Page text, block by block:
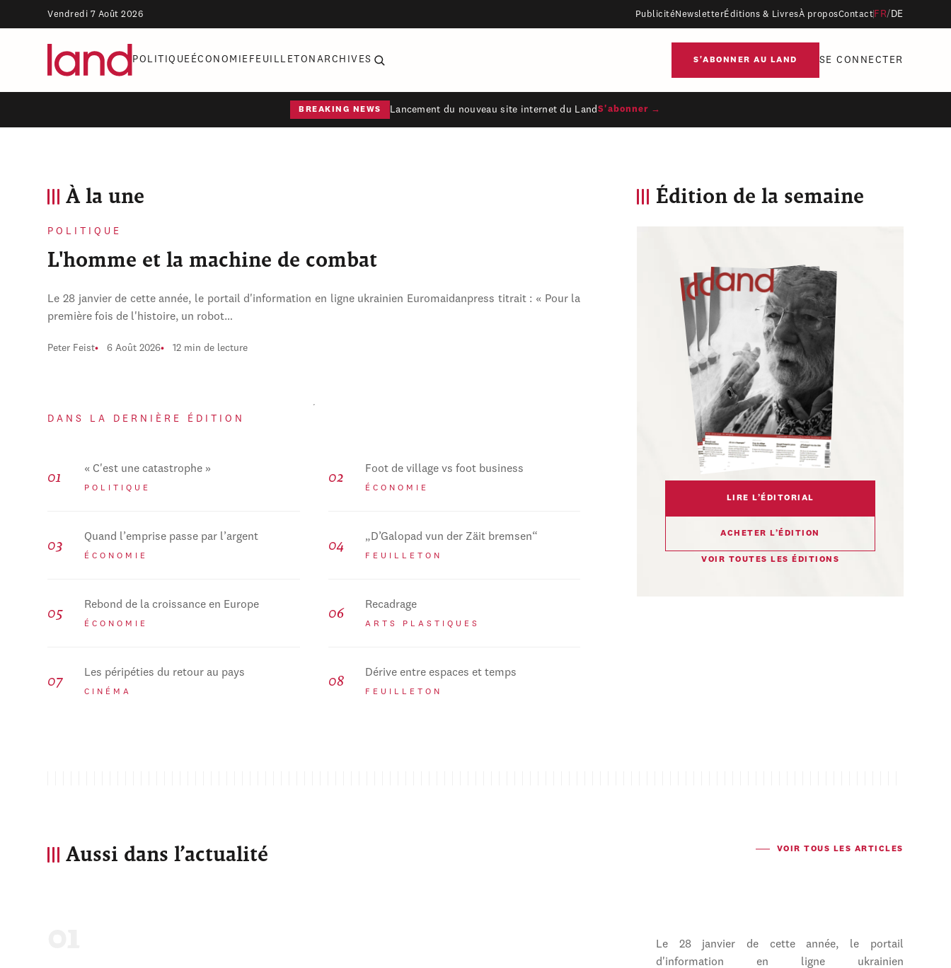
Vendredi 7 Août 2026 Publicité NewsletterÉditions & LivresÀ proposContact FR/ DE
POLITIQUE ÉCONOMIE FEUILLETON ARCHIVES S'ABONNER AU LAND SE CONNECTER
BREAKING NEWS Lancement du nouveau site internet du Land S'abonner →
À la une
POLITIQUE
L'homme et la machine de combat
Le 28 janvier de cette année, le portail d'information en ligne ukrainien Euromaidanpress titrait : « Pour la
première fois de l'histoire, un robot…
Peter Feist 6 Août 2026 12 min de lecture
DANS LA DERNIÈRE ÉDITION
« C'est une catastrophe »
POLITIQUE
Foot de village vs foot business
ÉCONOMIE
Quand l’emprise passe par l’argent
ÉCONOMIE
„D’Galopad vun der Zäit bremsen“
FEUILLETON
Rebond de la croissance en Europe
ÉCONOMIE
Recadrage
ARTS PLASTIQUES
Les péripéties du retour au pays
CINÉMA
Dérive entre espaces et temps
FEUILLETON
Édition de la semaine
LIRE L’ÉDITORIAL
ACHETER L’ÉDITION
VOIR TOUTES LES ÉDITIONS
Aussi dans l’actualité VOIR TOUS LES ARTICLES
Le 28 janvier de cette année, le portail
d'information en ligne ukrainien